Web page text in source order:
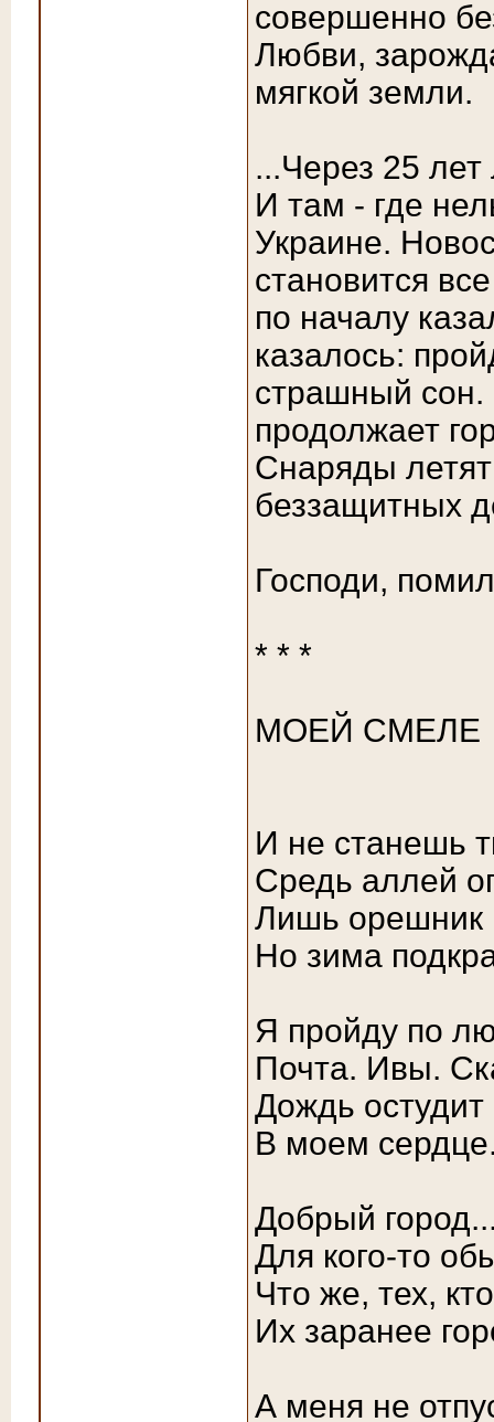
совершенно
Любви,
мягкой земли.
...Через 25
И там - где
Украине.
становится
по началу
казалось:
страшный
продолжает
Снаряды
беззащитных
Господи,
* * *
МОЕЙ СМЕЛЕ
И не станешь
Средь аллей
Лишь орешник
Но зима
Я пройду по
Почта. Ивы.
Дождь
В моем
Добрый
Для кого-то
Что же, тех,
Их заранее
А меня не